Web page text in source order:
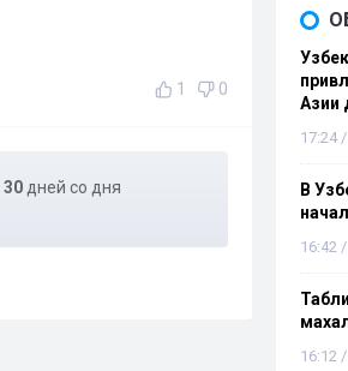
1 0
30 дней со дня
Азии
17:24
В
16:42
16:12